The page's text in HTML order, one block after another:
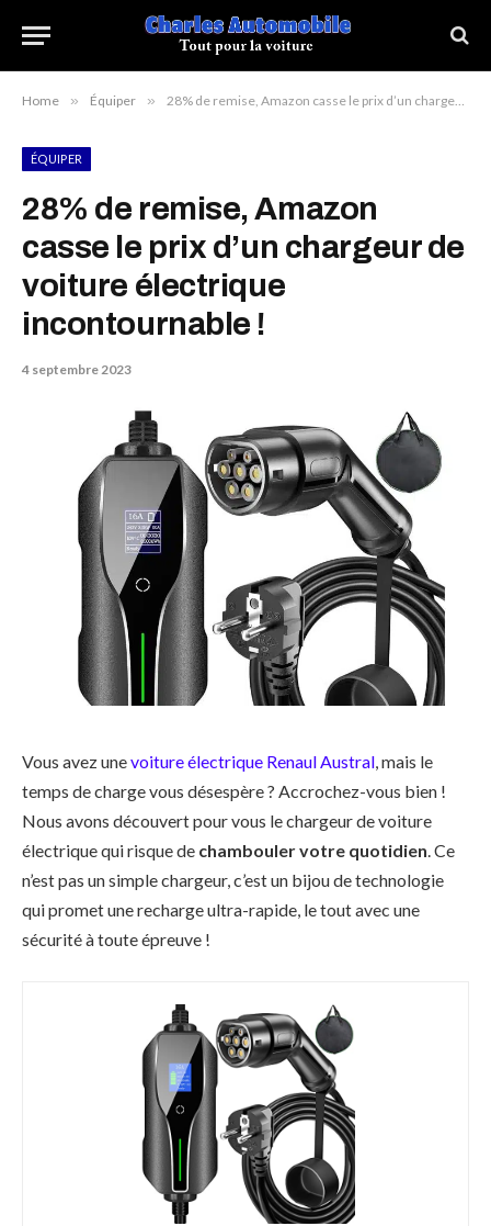
Home » Équiper » 28% de remise, Amazon casse le prix d’un chargeur de voiture électrique incontournable !
ÉQUIPER
28% de remise, Amazon
casse le prix d’un chargeur de
voiture électrique
incontournable !
4 septembre 2023
Vous avez unevoiture électrique Renaul Austral, mais le
temps de charge vous désespère ? Accrochez-vous bien !
Nous avons découvert pour vous le chargeur de voiture
électrique qui risque de chambouler votre quotidien. Ce
n’est pas un simple chargeur, c’est un bijou de technologie
qui promet une recharge ultra-rapide, le tout avec une
sécurité à toute épreuve !